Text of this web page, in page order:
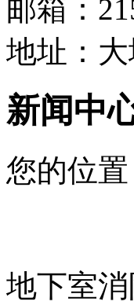
邮箱：
地址：
新闻中
您的位置
地下室